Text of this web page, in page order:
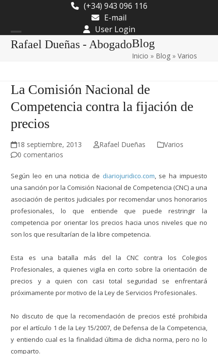
content
(+34) 943 096 116
E-mail
User Login
Rafael Dueñas - Abogado
Open
Close
Blog
Inicio » Blog »Varios
La Comisión Nacional de
Competencia contra la fijación de
precios
18 septiembre, 2013 Rafael Dueñas
Varios
0 comentarios
Según leo en una noticia de diariojuridico.com, se ha impuesto
una sanción por la Comisión Nacional de Competencia (CNC) a una
asociación de peritos judiciales por recomendar unos honorarios
profesionales, lo que entiende que puede restringir la
competencia por orientar los precios hacia unos niveles que no
son los que resultarían de la libre competencia.
Esta es una batalla más del la CNC contra los Colegios
Profesionales, a quienes vigila en corto sobre la orientación de
precios y a quien con casi total seguridad se enfrentará
próximamente por motivo de la Ley de Servicios Profesionales.
No discuto de que la recomendación de precios esté prohibida
por el artículo 1 de la Ley 15/2007, de Defensa de la Competencia,
y entiendo cual es la finalidad última de dicha norma, pero no lo
comparto.